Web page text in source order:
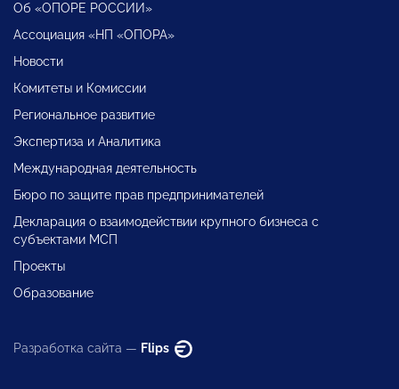
Об «ОПОРЕ РОССИИ»
Ассоциация «НП «ОПОРА»
Новости
Комитеты и Комиссии
Региональное развитие
Экспертиза и Аналитика
Международная деятельность
Бюро по защите прав предпринимателей
Декларация о взаимодействии крупного бизнеса с
субъектами МСП
Проекты
Образование
Разработка сайта — Flips